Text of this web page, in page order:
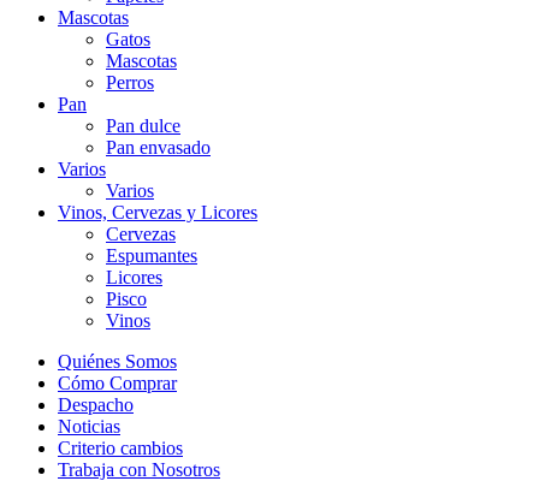
Mascotas
Gatos
Mascotas
Perros
Pan
Pan dulce
Pan envasado
Varios
Varios
Vinos, Cervezas y Licores
Cervezas
Espumantes
Licores
Pisco
Vinos
Quiénes Somos
Cómo Comprar
Despacho
Noticias
Criterio cambios
Trabaja con Nosotros